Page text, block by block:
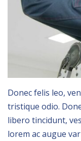
Donec felis leo,
tristique odio.
libero tincidunt,
lorem ac augue